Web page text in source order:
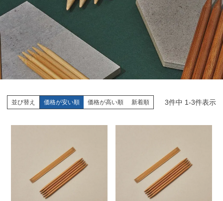
並び替え 価格が安い順 価格が高い順 新着順 3件中 1-3件表示